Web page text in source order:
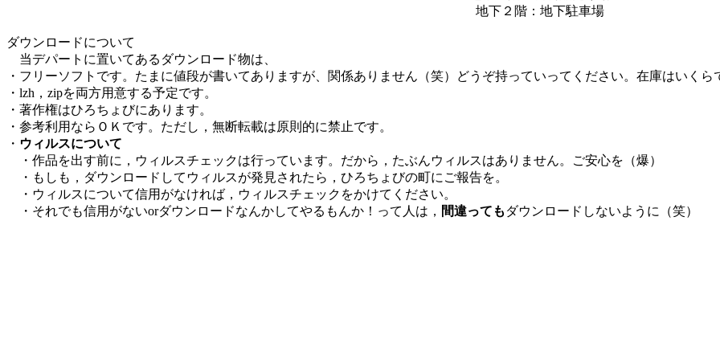
地下２階：地下駐車場
ダウンロードについて
当デパートに置いてあるダウンロード物は、
・フリーソフトです。たまに値段が書いてありますが、関係ありません（笑）どうぞ持っていってください。在庫はいくら
・lzh，zipを両方用意する予定です。
・著作権はひろちょびにあります。
・参考利用ならＯＫです。ただし，無断転載は原則的に禁止です。
・ ウィルスについて
・作品を出す前に，ウィルスチェックは行っています。だから，たぶんウィルスはありません。ご安心を（爆）
・もしも，ダウンロードしてウィルスが発見されたら，ひろちょびの町にご報告を。
・ウィルスについて信用がなければ，ウィルスチェックをかけてください。
・それでも信用がないorダウンロードなんかしてやるもんか！って人は， 間違っても ダウンロードしないように（笑）